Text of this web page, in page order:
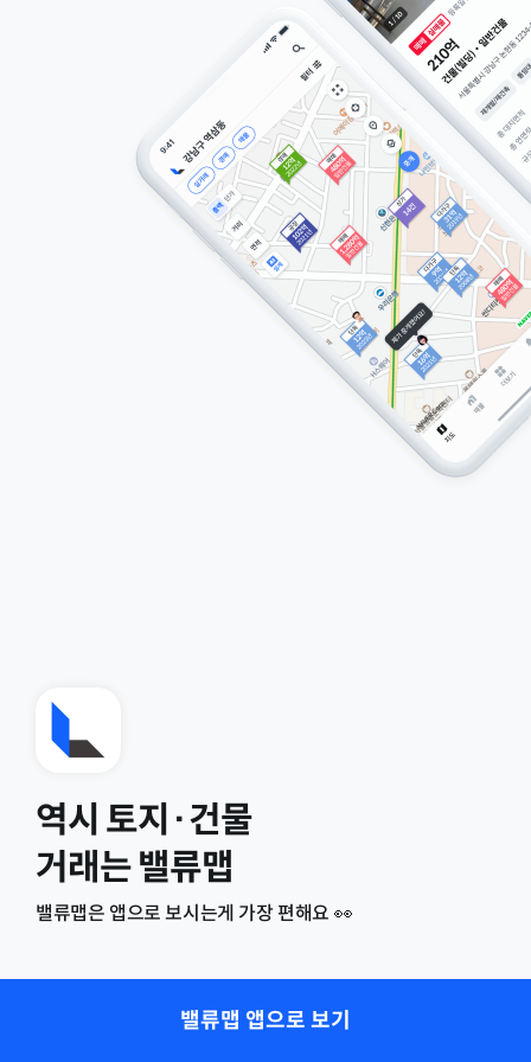
역시 토지·건물
거래는 밸류맵
밸류맵은 앱으로 보시는게 가장 편해요 👀
밸류맵 앱으로 보기